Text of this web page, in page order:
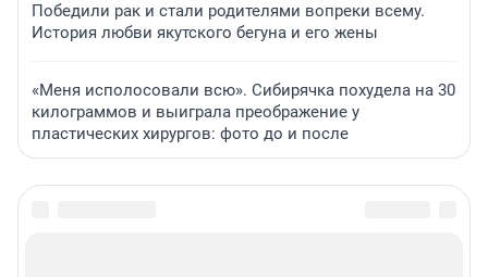
Победили рак и стали родителями вопреки всему.
История любви якутского бегуна и его жены
«Меня исполосовали всю». Сибирячка похудела на 30
килограммов и выиграла преображение у
пластических хирургов: фото до и после